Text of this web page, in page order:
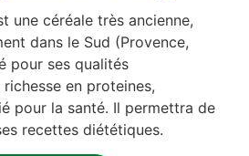
une céréale très ancienne,
dans le Sud (Provence,
pour ses qualités
en proteines,
pour la santé. Il permettra de
recettes diététiques.